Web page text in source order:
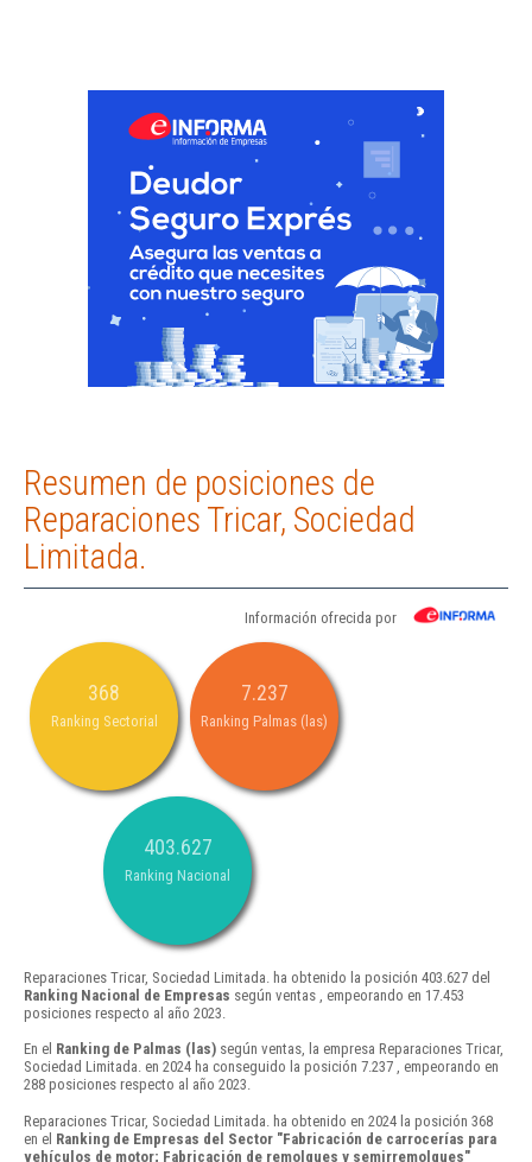
Resumen de posiciones de
Reparaciones Tricar, Sociedad
Limitada.
Información ofrecida por
368
Ranking Sectorial
7.237
Ranking Palmas (las)
403.627
Ranking Nacional
Reparaciones Tricar, Sociedad Limitada. ha obtenido la posición 403.627 del
Ranking Nacional de Empresas según ventas , empeorando en 17.453
posiciones respecto al año 2023.
En el Ranking de Palmas (las) según ventas, la empresa Reparaciones Tricar,
Sociedad Limitada. en 2024 ha conseguido la posición 7.237 , empeorando en
288 posiciones respecto al año 2023.
Reparaciones Tricar, Sociedad Limitada. ha obtenido en 2024 la posición 368
en el Ranking de Empresas del Sector "Fabricación de carrocerías para
vehículos de motor; Fabricación de remolques y semirremolques"